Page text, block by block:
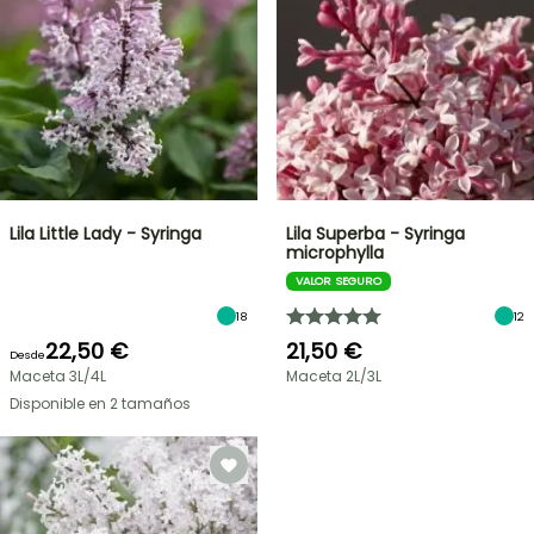
Lila Little Lady - Syringa
18
Desde22,50 €
Maceta 3L/4L
Disponible en 2 tamaños
Lila Superba - Syringa
microphylla
VALOR SEGURO
12
21,50 €
Maceta 2L/3L